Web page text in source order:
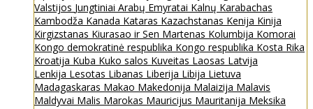
Valstijos Jungtiniai Arabų Emyratai Kalnų Karabachas
Kambodža Kanada Kataras Kazachstanas Kenija Kinija
Kirgizstanas Kiurasao ir Sen Martenas Kolumbija Komorai
Kongo demokratinė respublika Kongo respublika Kosta Rika
Kroatija Kuba Kuko salos Kuveitas Laosas Latvija
Lenkija Lesotas Libanas Liberija Libija Lietuva
Madagaskaras Makao Makedonija Malaizija Malavis
Maldyvai Malis Marokas Mauricijus Mauritanija Meksika